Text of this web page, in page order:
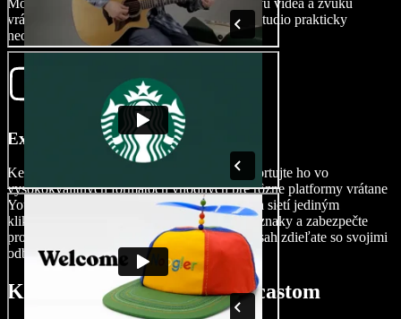
Možnosti úprav sú vďaka nástrojom na úpravu videa a zvuku
vrátane pokročilých AI funkcií v Speechify Studio prakticky
neobmedzené.
Exportujte svoje podcast video
Keď bude vaše podcast video doladené, exportujte ho vo
vysokokvalitných formátoch vhodných pre rôzne platformy vrátane
YouTube, TikTok, Reels a ďalších sociálnych sietí jediným
kliknutím na tlačidlo Export. Odstráňte vodoznaky a zabezpečte
profesionálny výsledok ešte predtým, než obsah zdieľate so svojimi
odberateľmi a sledovateľmi.
Kedy používať videá k podcastom